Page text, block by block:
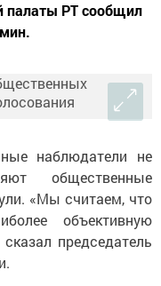
палаты РТ сообщил
наблюдатели не
общественные
«Мы считаем, что
объективную
председатель